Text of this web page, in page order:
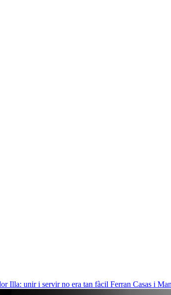
Illa: unir i servir no era tan fàcil Ferran Casas i